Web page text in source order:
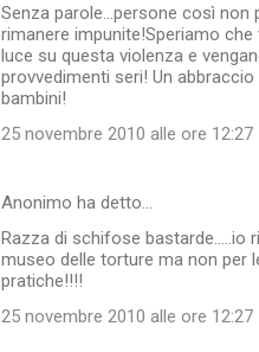
Senza parole...persone così non
rimanere impunite!Speriamo
luce su questa violenza e
provvedimenti seri! Un abbraccio
bambini!
25 novembre 2010 alle ore 12:27
Anonimo ha detto…
Razza di schifose bastarde.....io
museo delle torture ma non per
pratiche!!!!
25 novembre 2010 alle ore 12:27